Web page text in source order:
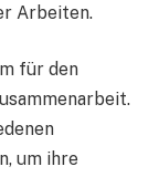
Arbeiten.
für den
um ihre